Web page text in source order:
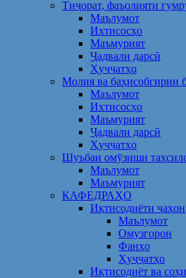
Тиҷорат, фаъолияти
Маълумот
Ихтисосҳо
Маъмурият
Ҷадвали дарсӣ
Ҳуҷҷатҳо
Молия ва баҳисобгирии
Маълумот
Ихтисосҳо
Маъмурият
Ҷадвали дарсӣ
Ҳуҷҷатҳо
Шуъбаи омӯзиши
Маълумот
Маъмурият
КАФЕДРАҲО
Иқтисодиёти ҷаҳон
Маълумот
Омузгорон
Фанҳо
Ҳуҷҷатҳо
Иқтисодиёт ва